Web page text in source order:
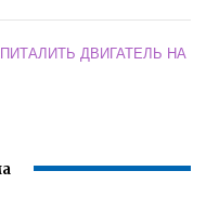
ДВИГАТЕЛЬ НА